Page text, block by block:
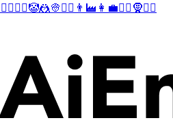
🚴‍♂️ 🤸‍♂️🤡🤼👳 👨‍⚕️ 👨‍🏭 👩‍💼👮‍♂️ 🧕🚣‍♂️